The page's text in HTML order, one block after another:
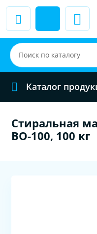
Каталог
Стиральная
ВО-100, 100 кг